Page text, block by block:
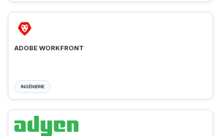
ADOBE WORKFRONT
INGÉNIERIE